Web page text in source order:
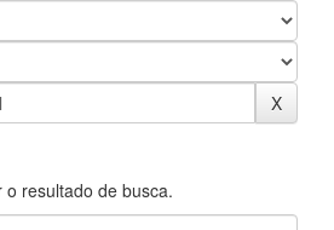
resultado de busca.